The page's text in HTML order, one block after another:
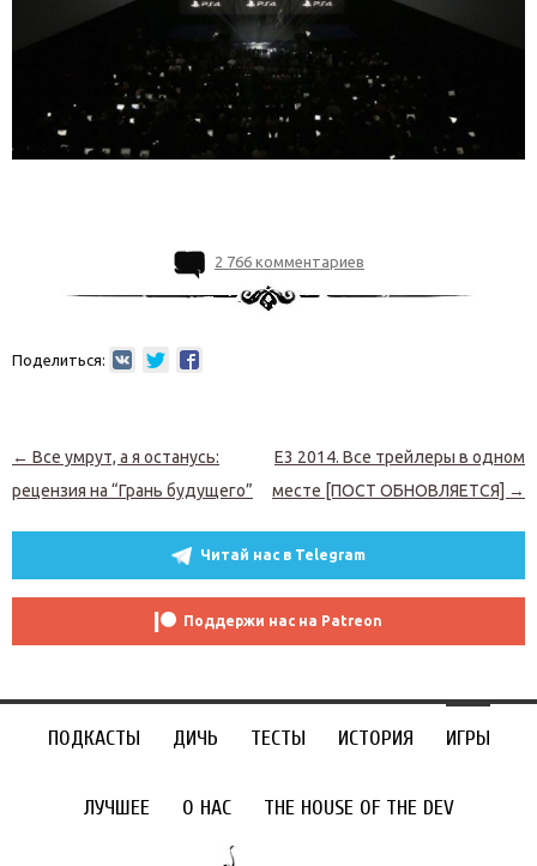
2 766 комментариев
Поделиться:
Навигация по записям
← Все умрут, а я останусь:
рецензия на “Грань будущего”
Е3 2014. Все трейлеры в одном
месте [ПОСТ ОБНОВЛЯЕТСЯ] →
Читай нас в Telegram
Поддержи нас на Patreon
ПОДКАСТЫ ДИЧЬ ТЕСТЫ ИСТОРИЯ ИГРЫ
ЛУЧШЕЕ О НАС THE HOUSE OF THE DEV